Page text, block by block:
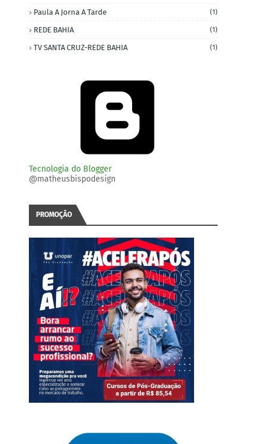
Paula A Jorna A Tarde (1)
REDE BAHIA (1)
TV SANTA CRUZ-REDE BAHIA (1)
Tecnologia do Blogger
@matheusbispodesign
PROMOÇÃO